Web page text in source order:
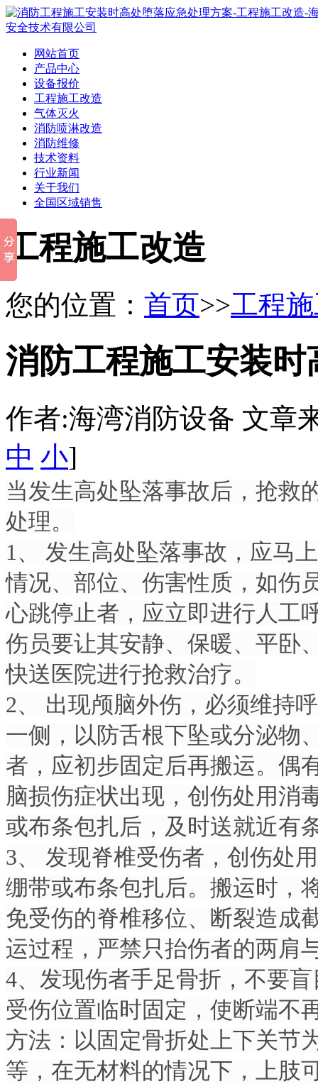
网站首页
产品中心
设备报价
工程施工改造
气体灭火
消防喷淋改造
消防维修
技术资料
行业新闻
关于我们
全国区域销售
工程施工改造
您的位置： 首页>>工程
消防工程施工安装
作者:海湾消防设备 文章
中 小]
当发生高处坠落事故后，抢救
处理。
1、 发生高处坠落事故，应马
情况、部位、伤害性质，如伤
心跳停止者，应立即进行人工
伤员要让其安静、保暖、平卧
快送医院进行抢救治疗。
2、 出现颅脑外伤，必须维持
一侧，以防舌根下坠或分泌物
者，应初步固定后再搬运。偶
脑损伤症状出现，创伤处用消
或布条包扎后，及时送就近有
3、 发现脊椎受伤者，创伤处
绷带或布条包扎后。搬运时，
免受伤的脊椎移位、断裂造成
运过程，严禁只抬伤者的两肩
4、发现伤者手足骨折，不要
受伤位置临时固定，使断端不
方法：以固定骨折处上下关节
等，在无材料的情况下，上肢